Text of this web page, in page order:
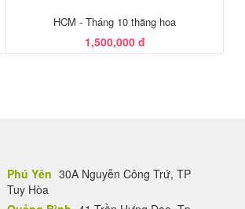
HCM - Tháng 10 thăng hoa
1,500,000 đ
Phú Yên 30A Nguyễn Công Trứ, TP
Tuy Hòa